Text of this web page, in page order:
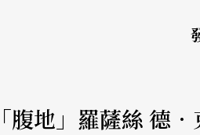
腹地」羅薩絲 德